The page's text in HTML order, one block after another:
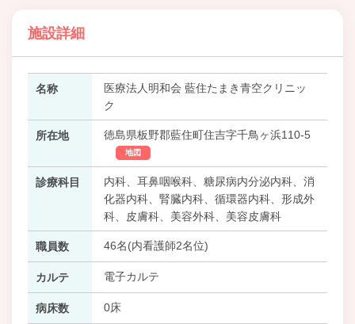
施設詳細
名称
医療法人明和会 藍住たまき青空クリニッ
ク
所在地 徳島県板野郡藍住町住吉字千鳥ヶ浜110-5
地図
診療科目
内科、耳鼻咽喉科、糖尿病内分泌内科、消
化器内科、腎臓内科、循環器内科、形成外
科、皮膚科、美容外科、美容皮膚科
職員数 46名(内看護師2名位)
カルテ 電子カルテ
病床数 0床